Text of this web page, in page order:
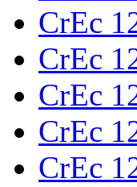
CrEc
CrEc
CrEc
CrEc
CrEc